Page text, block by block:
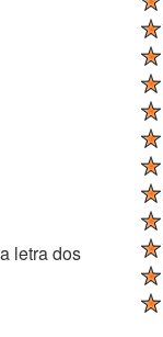
letra dos